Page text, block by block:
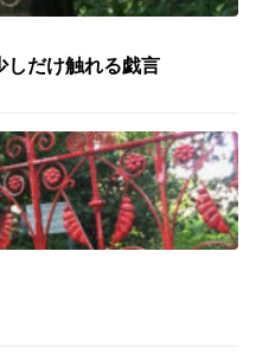
しだけ触れる戯言